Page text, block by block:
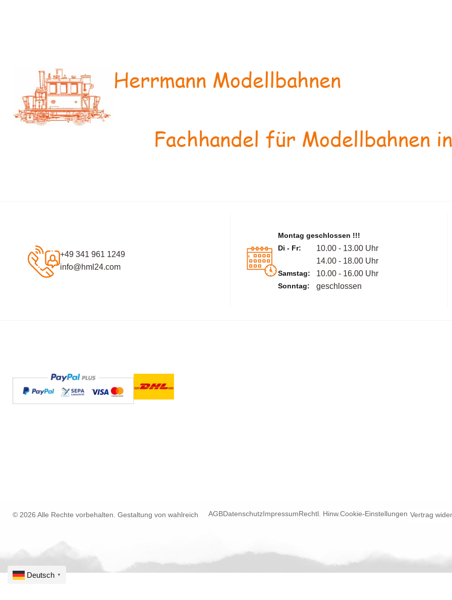
Herrmann Modellbahnen
Fachhandel für Modellbahnen
+49 341 961 1249
info@hml24.com
Montag geschlossen !!!
Di - Fr:
10.00 - 13.00 Uhr
14.00 - 18.00 Uhr
Samstag: 10.00 - 16.00 Uhr
Sonntag: geschlossen
© 2026 Alle Rechte vorbehalten. Gestaltung von wahlreich AGBDatenschutzImpressumRechtl. Hinw.Cookie-Einstellungen Vertrag
Deutsch ▼